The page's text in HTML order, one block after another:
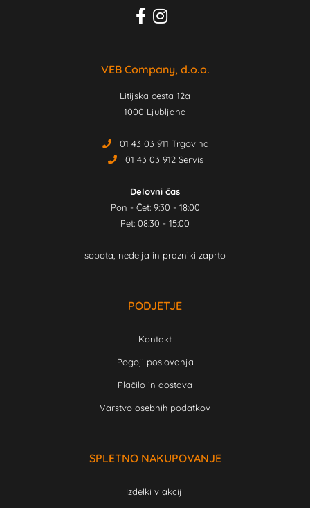
VEB Company, d.o.o.
Litijska cesta 12a
1000 Ljubljana
01 43 03 911 Trgovina
01 43 03 912 Servis
Delovni čas
Pon - Čet: 9:30 - 18:00
Pet: 08:30 - 15:00
sobota, nedelja in prazniki zaprto
PODJETJE
Kontakt
Pogoji poslovanja
Plačilo in dostava
Varstvo osebnih podatkov
SPLETNO NAKUPOVANJE
Izdelki v akciji